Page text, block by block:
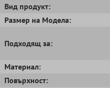
Вид продукт:
Размер на Модела:
Подходящ за:
Mатериал:
Повърхност: